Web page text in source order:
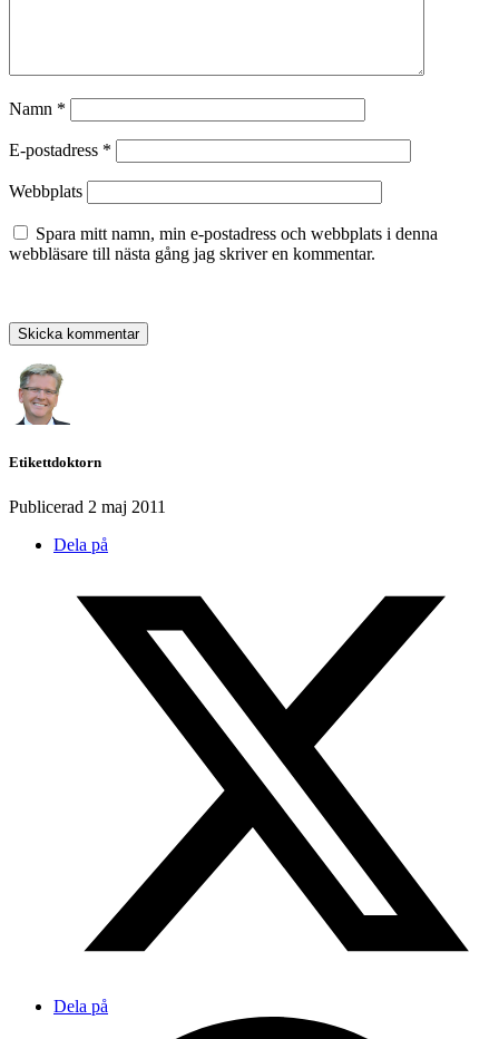
Namn *
E-postadress *
Webbplats
Spara mitt namn, min e-postadress och webbplats i denna
webbläsare till nästa gång jag skriver en kommentar.
Etikettdoktorn
Publicerad 2 maj 2011
Dela på
Dela på